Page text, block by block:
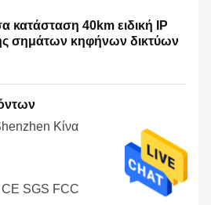
κατάσταση 40km ειδική IP
σημάτων κηφήνων δικτύων
Κίνα
SGS FCC